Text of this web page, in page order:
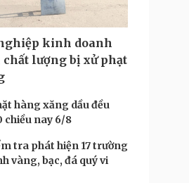
kinh doanh
chất lượng bị xử phạt
hàng xăng dầu đều
chiều nay 6/8
tra phát hiện 17 trường
vàng, bạc, đá quý vi